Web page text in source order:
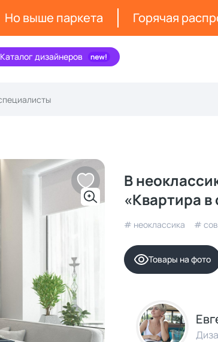
Но выше паркета Горячая
Каталог дизайнеров
В
«Квартира
# неоклассика #
Товары на фото